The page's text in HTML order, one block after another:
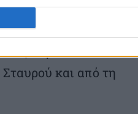
για την
εισάγοντας την
περιθάλπουν. Από
και από τη